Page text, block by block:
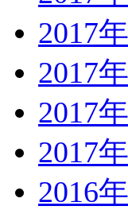
2017
2017
2017
2017
2016